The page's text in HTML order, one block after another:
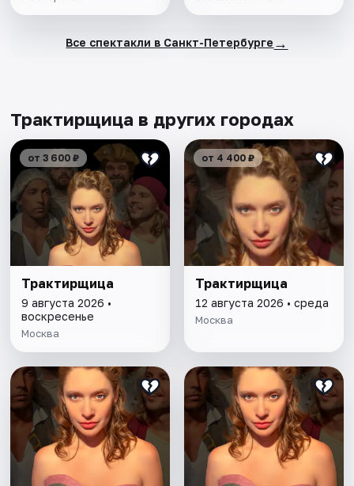
Все спектакли в Санкт-Петербурге →
Трактирщица в других городах
от 3 600 ₽
Трактирщица
9 августа 2026 •
воскресенье
Москва
от 4 400 ₽
Трактирщица
12 августа 2026 • среда
Москва